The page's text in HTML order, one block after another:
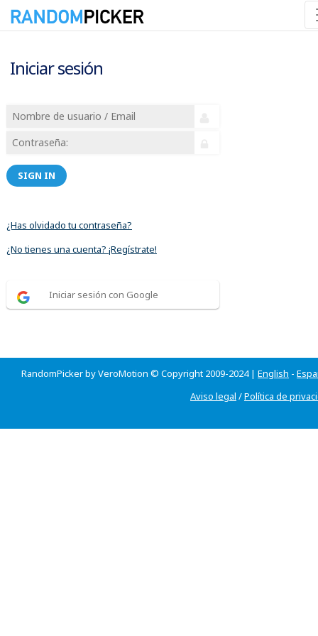
Iniciar sesión
SIGN IN
¿Has olvidado tu contraseña?
¿No tienes una cuenta? ¡Regístrate!
Iniciar sesión con Google
RandomPicker by VeroMotion © Copyright 2009-2024 | English -
Aviso legal /Política de